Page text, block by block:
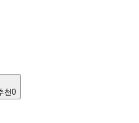
천0